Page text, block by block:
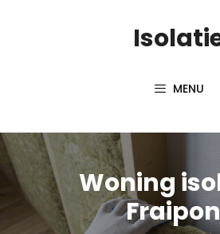
MENU
Woning